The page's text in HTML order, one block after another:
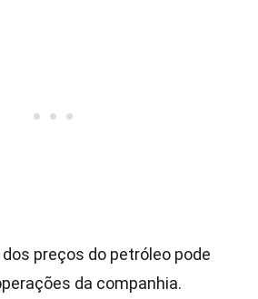
preços do petróleo pode
da companhia.